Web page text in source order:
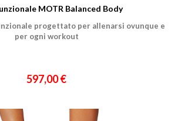
MOTR Balanced Body
progettato per allenarsi ovunque e
per ogni workout
597,00 €